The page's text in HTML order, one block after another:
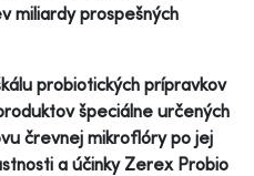
miliardy prospešných
probiotických prípravkov
špeciálne určených
črevnej mikroflóry po jej
a účinky Zerex Probio